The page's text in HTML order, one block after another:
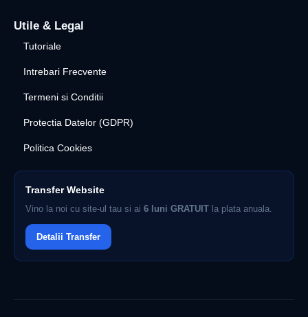
Utile & Legal
Tutoriale
Intrebari Frecvente
Termeni si Conditii
Protectia Datelor (GDPR)
Politica Cookies
Transfer Website
Vino la noi cu site-ul tau si ai 6 luni GRATUIT la plata anuala.
Detalii Transfer